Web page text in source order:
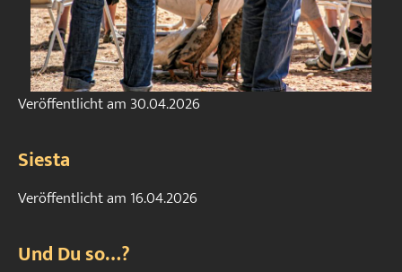
Veröffentlicht am30.04.2026
Siesta
Veröffentlicht am 16.04.2026
Und Du so…?